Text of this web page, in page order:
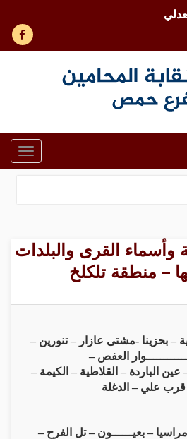
وأسماء القرى والبلدات
– منطقة تلكلخ
– بحزينا -مشتى عازار – تنورين –
العفص –
عين الباردة – القلاطية – الكيمة –
قرب علي – الدغلة
– بعيــــــون – تل الفرح –